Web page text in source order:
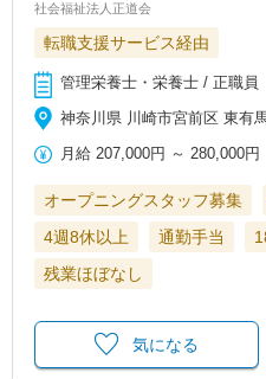
社会福祉法人正道会
転職支援サービス経由
管理栄養士・栄養士 / 正職員
神奈川県 川崎市宮前区 東有
月給 207,000円 ～280,000円
オープニングスタッフ募集
4週8休以上
通勤手当
残業ほぼなし
気になる